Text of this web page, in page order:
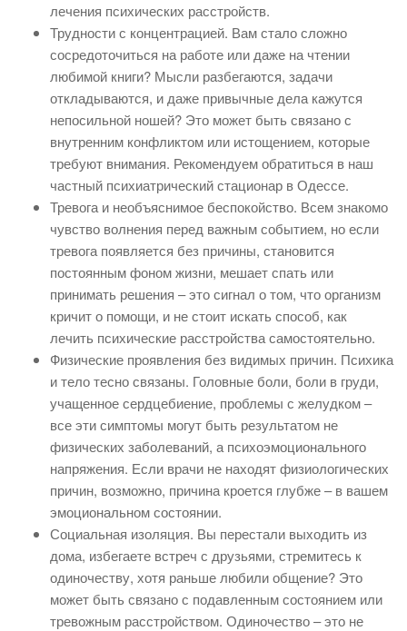
лечения психических расстройств.
Трудности с концентрацией. Вам стало сложно
сосредоточиться на работе или даже на чтении
любимой книги? Мысли разбегаются, задачи
откладываются, и даже привычные дела кажутся
непосильной ношей? Это может быть связано с
внутренним конфликтом или истощением, которые
требуют внимания. Рекомендуем обратиться в наш
частный психиатрический стационар в Одессе.
Тревога и необъяснимое беспокойство. Всем знакомо
чувство волнения перед важным событием, но если
тревога появляется без причины, становится
постоянным фоном жизни, мешает спать или
принимать решения – это сигнал о том, что организм
кричит о помощи, и не стоит искать способ, как
лечить психические расстройства самостоятельно.
Физические проявления без видимых причин. Психика
и тело тесно связаны. Головные боли, боли в груди,
учащенное сердцебиение, проблемы с желудком –
все эти симптомы могут быть результатом не
физических заболеваний, а психоэмоционального
напряжения. Если врачи не находят физиологических
причин, возможно, причина кроется глубже – в вашем
эмоциональном состоянии.
Социальная изоляция. Вы перестали выходить из
дома, избегаете встреч с друзьями, стремитесь к
одиночеству, хотя раньше любили общение? Это
может быть связано с подавленным состоянием или
тревожным расстройством. Одиночество – это не